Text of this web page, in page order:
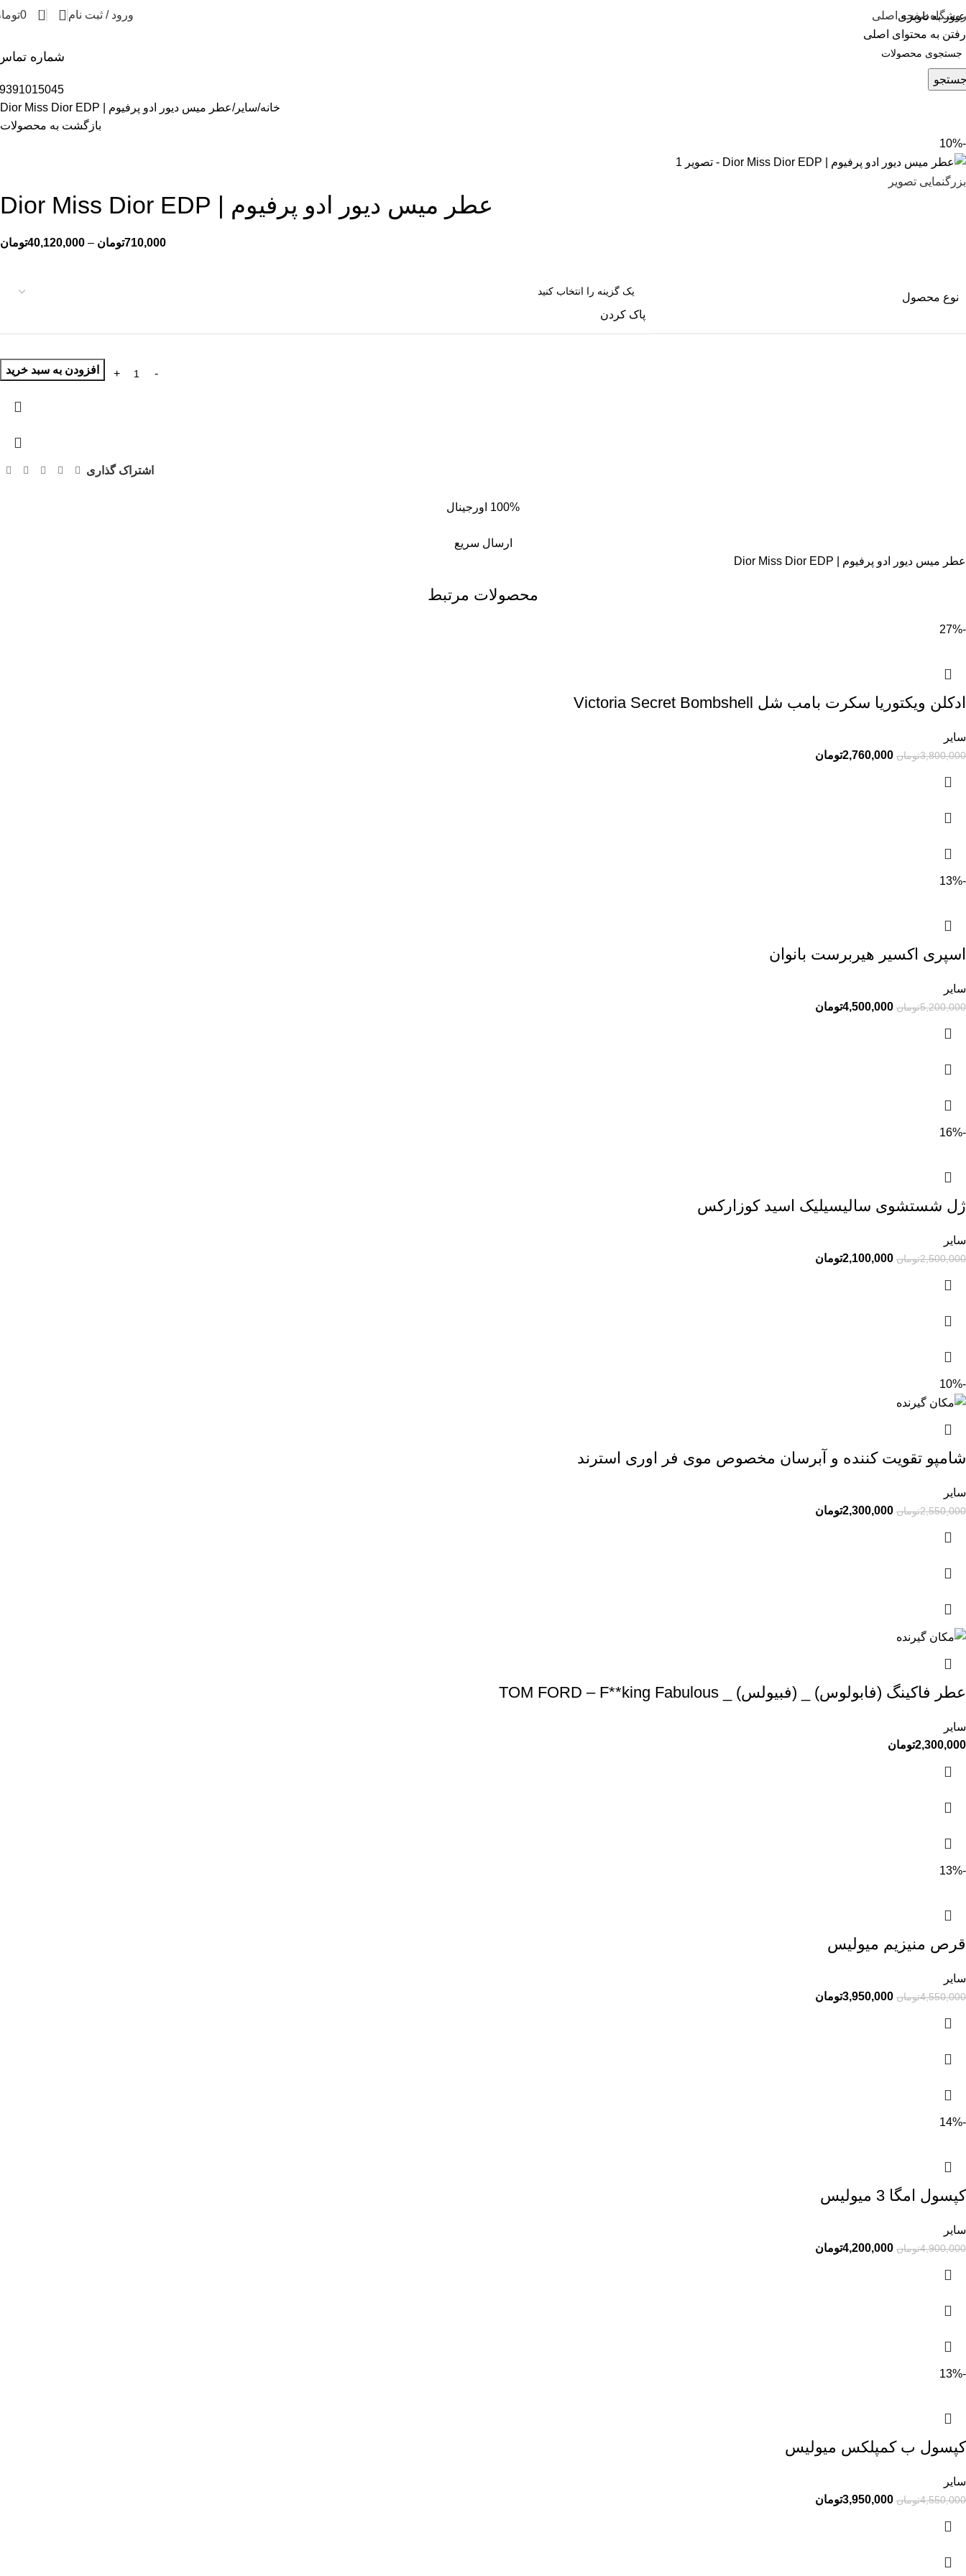
عبور به ناوبری
رفتن به محتوای اصلی
صفحه اصلی ورود / ثبت نام 0
0
شماره
خانه سایر عطر میس دیور ادو پرفیوم | Dior Miss Dior EDP
بازگشت به محصولات
-10%
بزرگنمایی تصویر
عطر میس دیور ادو پرفیوم | Dior Miss Dior EDP
710,000تومان –
40,120,000تومان
نوع محصول
پاک کردن
افزودن به سبد خرید
اشتراک گذاری
100% اورجینال
ارسال سریع
عطر میس دیور ادو پرفیوم | Dior Miss Dior EDP
محصولات مرتبط
-27%
ادکلن ویکتوریا سکرت بامب شل Victoria Secret Bombshell
سایر
3,800,000تومان 2,760,000تومان
-13%
اسپری اکسیر هیربرست بانوان
سایر
5,200,000تومان 4,500,000تومان
-16%
ژل شستشوی سالیسیلیک اسید کوزارکس
سایر
2,500,000تومان 2,100,000تومان
-10%
شامپو تقویت کننده و آبرسان مخصوص موی فر اوری استرند
سایر
2,550,000تومان 2,300,000تومان
عطر فاکینگ (فابولوس) _ (فبیولس) _ TOM FORD – F**king Fabulous
سایر
2,300,000تومان
-13%
قرص منیزیم میولیس
سایر
4,550,000تومان 3,950,000تومان
-14%
کپسول امگا 3 میولیس
سایر
4,900,000تومان 4,200,000تومان
-13%
کپسول ب کمپلکس میولیس
سایر
4,550,000تومان 3,950,000تومان